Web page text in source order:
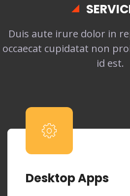
Duis aute irure dolor in
occaecat cupidatat non
id est.
Desktop Apps